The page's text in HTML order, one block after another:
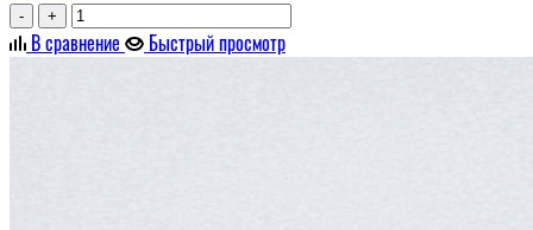
- +
В сравнение Быстрый просмотр